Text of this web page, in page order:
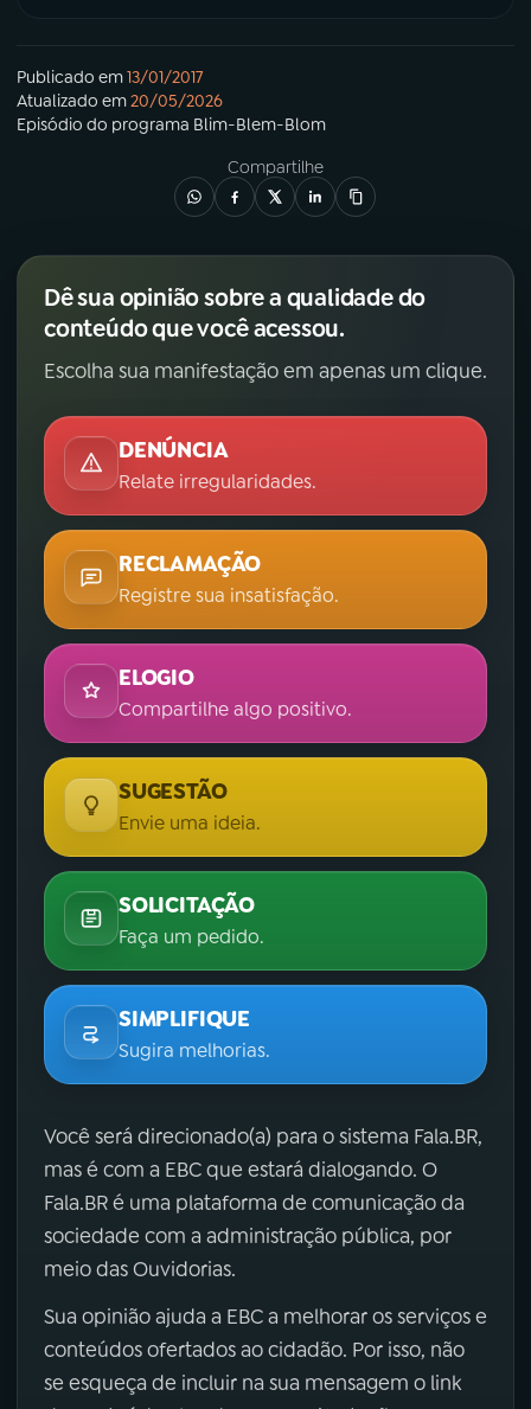
Publicado em13/01/2017
Atualizado em20/05/2026
Episódio do programa Blim-Blem-Blom
Compartilhe
Dê sua opinião sobre a qualidade do
conteúdo que você acessou.
Escolha sua manifestação em apenas um clique.
DENÚNCIA
Relate irregularidades.
RECLAMAÇÃO
Registre sua insatisfação.
ELOGIO
Compartilhe algo positivo.
SUGESTÃO
Envie uma ideia.
SOLICITAÇÃO
Faça um pedido.
SIMPLIFIQUE
Sugira melhorias.
Você será direcionado(a) para o sistema Fala.BR,
mas é com a EBC que estará dialogando. O
Fala.BR é uma plataforma de comunicação da
sociedade com a administração pública, por
meio das Ouvidorias.
Sua opinião ajuda a EBC a melhorar os serviços e
conteúdos ofertados ao cidadão. Por isso, não
se esqueça de incluir na sua mensagem o link